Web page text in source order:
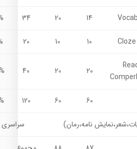
14
20
34
10
10
20
20
20
40
60
60
120
نامه،رمان) سراسری